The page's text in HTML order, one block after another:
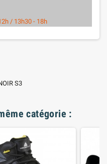
/ 13h30 - 18h
S3
catégorie :